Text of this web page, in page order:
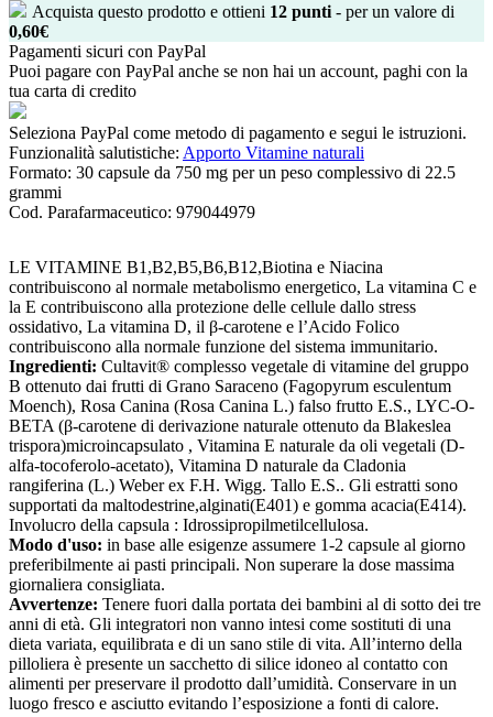
Acquista questo prodotto e ottieni 12 punti - per un valore di
0,60€
Pagamenti sicuri con PayPal
Puoi pagare con PayPal anche se non hai un account, paghi con la
tua carta di credito
Seleziona PayPal come metodo di pagamento e segui le istruzioni.
Funzionalità salutistiche: Apporto Vitamine naturali
Formato: 30 capsule da 750 mg per un peso complessivo di 22.5
grammi
Cod. Parafarmaceutico: 979044979
LE VITAMINE B1,B2,B5,B6,B12,Biotina e Niacina
contribuiscono al normale metabolismo energetico, La vitamina C e
la E contribuiscono alla protezione delle cellule dallo stress
ossidativo, La vitamina D, il β-carotene e l’Acido Folico
contribuiscono alla normale funzione del sistema immunitario.
Ingredienti: Cultavit® complesso vegetale di vitamine del gruppo
B ottenuto dai frutti di Grano Saraceno (Fagopyrum esculentum
Moench), Rosa Canina (Rosa Canina L.) falso frutto E.S., LYC-O-
BETA (β-carotene di derivazione naturale ottenuto da Blakeslea
trispora)microincapsulato , Vitamina E naturale da oli vegetali (D-
alfa-tocoferolo-acetato), Vitamina D naturale da Cladonia
rangiferina (L.) Weber ex F.H. Wigg. Tallo E.S.. Gli estratti sono
supportati da maltodestrine,alginati(E401) e gomma acacia(E414).
Involucro della capsula : Idrossipropilmetilcellulosa.
Modo d'uso: in base alle esigenze assumere 1-2 capsule al giorno
preferibilmente ai pasti principali. Non superare la dose massima
giornaliera consigliata.
Avvertenze: Tenere fuori dalla portata dei bambini al di sotto dei tre
anni di età. Gli integratori non vanno intesi come sostituti di una
dieta variata, equilibrata e di un sano stile di vita. All’interno della
pilloliera è presente un sacchetto di silice idoneo al contatto con
alimenti per preservare il prodotto dall’umidità. Conservare in un
luogo fresco e asciutto evitando l’esposizione a fonti di calore.